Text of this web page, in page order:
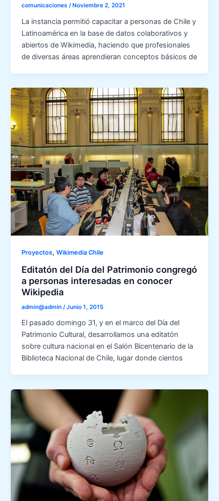
comunicaciones/ Noviembre 2, 2021
La instancia permitió capacitar a personas de Chile y
Latinoamérica en la base de datos colaborativos y
abiertos de Wikimedia, haciendo que profesionales
de diversas áreas aprendieran conceptos básicos de
Proyectos,Wikimedia Chile
Editatón del Día del Patrimonio congregó
a personas interesadas en conocer
Wikipedia
admin@admin /Junio 1, 2015
El pasado domingo 31, y en el marco del Día del
Patrimonio Cultural, desarrollamos una editatón
sobre cultura nacional en el Salón Bicentenario de la
Biblioteca Nacional de Chile, lugar donde cientos